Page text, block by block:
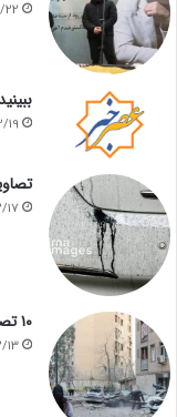
22
19
17
۱۰ تصویر از خسارت حمله هوایی به خیابان‌های تهران
13